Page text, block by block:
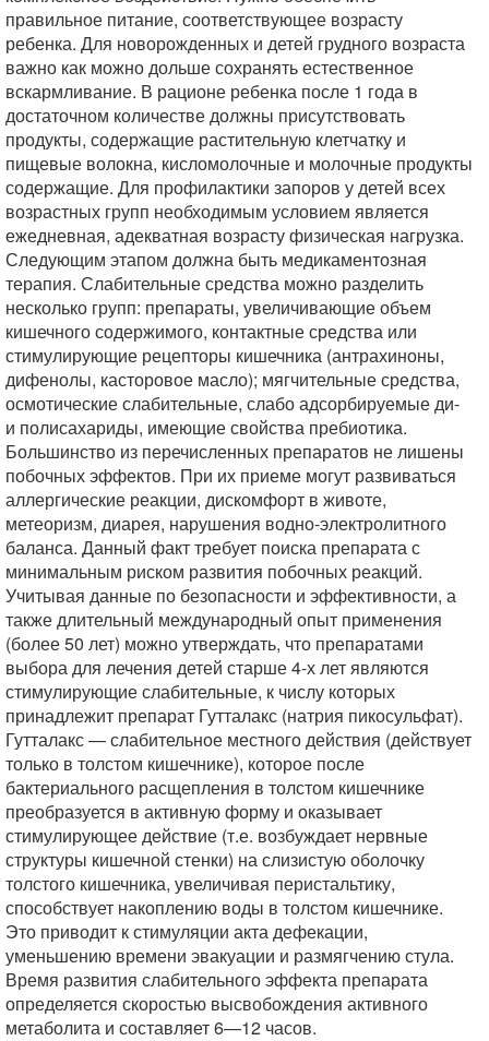
правильное питание, соответствующее возрасту
ребенка. Для новорожденных и детей грудного возраста
важно как можно дольше сохранять естественное
вскармливание. В рационе ребенка после 1 года в
достаточном количестве должны присутствовать
продукты, содержащие растительную клетчатку и
пищевые волокна, кисломолочные и молочные продукты
содержащие. Для профилактики запоров у детей всех
возрастных групп необходимым условием является
ежедневная, адекватная возрасту физическая нагрузка.
Следующим этапом должна быть медикаментозная
терапия. Слабительные средства можно разделить
несколько групп: препараты, увеличивающие объем
кишечного содержимого, контактные средства или
стимулирующие рецепторы кишечника (антрахиноны,
дифенолы, касторовое масло); мягчительные средства,
осмотические слабительные, слабо адсорбируемые ди-
и полисахариды, имеющие свойства пребиотика.
Большинство из перечисленных препаратов не лишены
побочных эффектов. При их приеме могут развиваться
аллергические реакции, дискомфорт в животе,
метеоризм, диарея, нарушения водно-электролитного
баланса. Данный факт требует поиска препарата с
минимальным риском развития побочных реакций.
Учитывая данные по безопасности и эффективности, а
также длительный международный опыт применения
(более 50 лет) можно утверждать, что препаратами
выбора для лечения детей старше 4-х лет являются
стимулирующие слабительные, к числу которых
принадлежит препарат Гутталакс (натрия пикосульфат).
Гутталакс — слабительное местного действия (действует
только в толстом кишечнике), которое после
бактериального расщепления в толстом кишечнике
преобразуется в активную форму и оказывает
стимулирующее действие (т.е. возбуждает нервные
структуры кишечной стенки) на слизистую оболочку
толстого кишечника, увеличивая перистальтику,
способствует накоплению воды в толстом кишечнике.
Это приводит к стимуляции акта дефекации,
уменьшению времени эвакуации и размягчению стула.
Время развития слабительного эффекта препарата
определяется скоростью высвобождения активного
метаболита и составляет 6—12 часов.